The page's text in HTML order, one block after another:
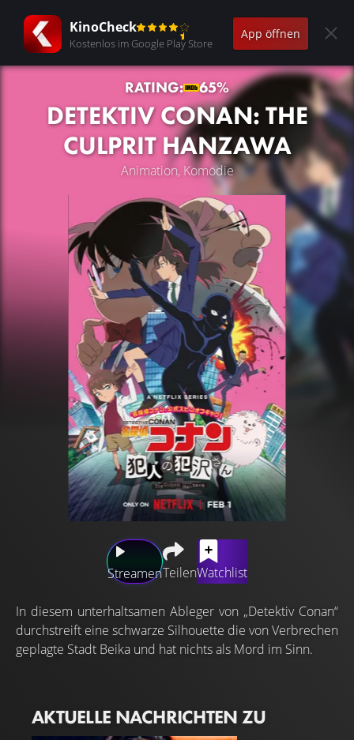
KinoCheck
Kostenlos im Google Play Store
App öffnen
RATING: 65%
DETEKTIV CONAN: THE
CULPRIT HANZAWA
Animation, Komödie
StreamenTeilenWatchlist
In diesem unterhaltsamen Ableger von „Detektiv Conan“
durchstreift eine schwarze Silhouette die von Verbrechen
geplagte Stadt Beika und hat nichts als Mord im Sinn.
AKTUELLE NACHRICHTEN ZU